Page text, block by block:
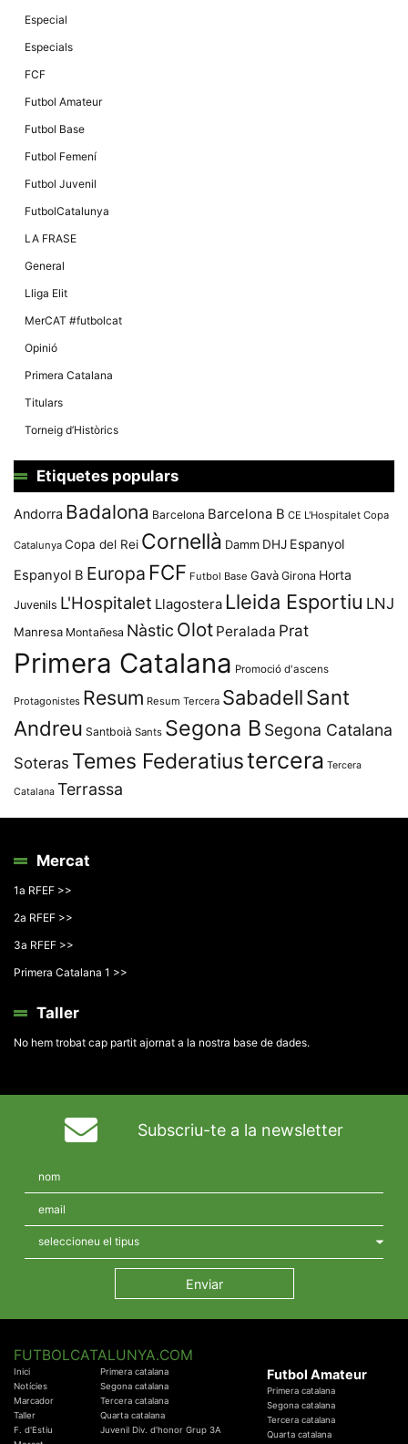
Especial
Especials
FCF
Futbol Amateur
Futbol Base
Futbol Femení
Futbol Juvenil
FutbolCatalunya
LA FRASE
General
Lliga Elit
MerCAT #futbolcat
Opinió
Primera Catalana
Titulars
Torneig d’Històrics
Etiquetes populars
Andorra Badalona Barcelona Barcelona B CE L'Hospitalet Copa
Catalunya Copa del Rei Cornellà Damm DHJ Espanyol
Espanyol B Europa FCF Futbol Base Gavà Girona Horta
Juvenils L'Hospitalet Llagostera Lleida Esportiu LNJ
Manresa Montañesa Nàstic Olot Peralada Prat
Primera Catalana Promoció d'ascens
Protagonistes Resum Resum Tercera SabadellSant
Andreu Santboià Sants Segona B Segona Catalana
Soteras Temes Federatiustercera Tercera
Catalana Terrassa
Mercat
1a RFEF >>
2a RFEF >>
3a RFEF >>
Primera Catalana 1 >>
Taller
No hem trobat cap partit ajornat a la nostra base de dades.
Subscriu-te a la newsletter
FUTBOLCATALUNYA.COM
Inici
Notícies
Marcador
Taller
F. d'Estiu
Primera catalana
Segona catalana
Tercera catalana
Quarta catalana
Juvenil Div. d'honor Grup 3A
Futbol Amateur
Primera catalana
Segona catalana
Tercera catalana
Quarta catalana